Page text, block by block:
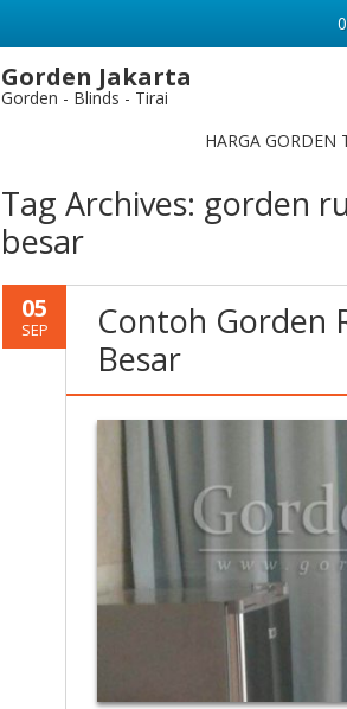
Gorden Jakarta
Gorden - Blinds - Tirai
HARGA GORDEN
Tag Archives: gorden
besar
05
SEP
Contoh Gorden
Besar